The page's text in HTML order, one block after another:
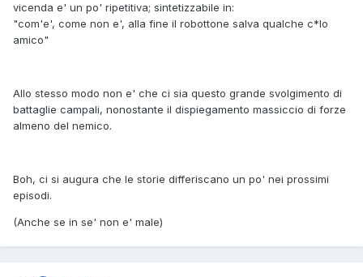
vicenda e' un po' ripetitiva; sintetizzabile in:
"com'e', come non e', alla fine il robottone salva qualche c*lo
amico"
Allo stesso modo non e' che ci sia questo grande svolgimento di
battaglie campali, nonostante il dispiegamento massiccio di forze
almeno del nemico.
Boh, ci si augura che le storie differiscano un po' nei prossimi
episodi.
(Anche se in se' non e' male)